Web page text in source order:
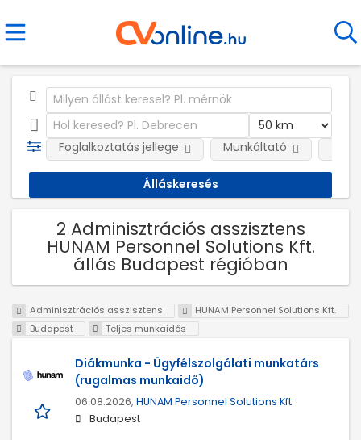
Foglalkoztatás jellege Munkáltató
2 Adminisztrációs asszisztens
HUNAM Personnel Solutions Kft.
állás Budapest régióban
Adminisztrációs asszisztens
HUNAM Personnel Solutions Kft.
Budapest
Teljes munkaidős
Diákmunka - Ügyfélszolgálati munkatárs
(rugalmas munkaidő)
06.08.2026, HUNAM Personnel Solutions Kft.
Budapest